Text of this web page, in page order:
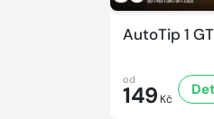
AutoTip 1
od
149 Kč